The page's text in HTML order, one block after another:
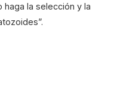
haga la selección y la